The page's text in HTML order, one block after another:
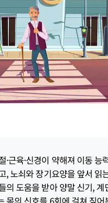
·근육·신경이 약해져 이동 능
, 노쇠와 장기요양을 앞서 읽
의 도움을 받아 양말 신기,
몸의 신호를 6회에 걸쳐 짚어